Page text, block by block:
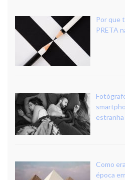
Por que
PRETA
Como
época